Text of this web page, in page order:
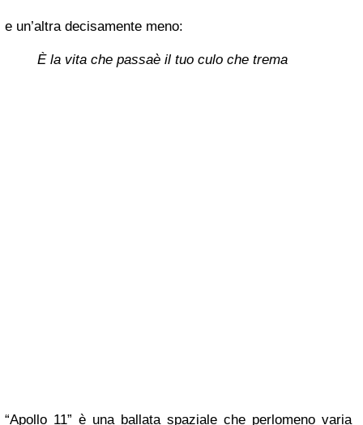
e un’altra decisamente meno:
È la vita che passaè il tuo culo che trema
“Apollo 11” è una ballata spaziale che perlomeno varia